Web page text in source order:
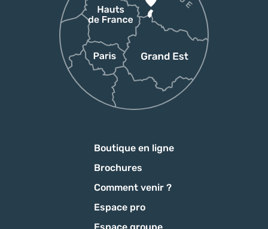
Boutique en ligne
Brochures
Comment venir ?
Espace pro